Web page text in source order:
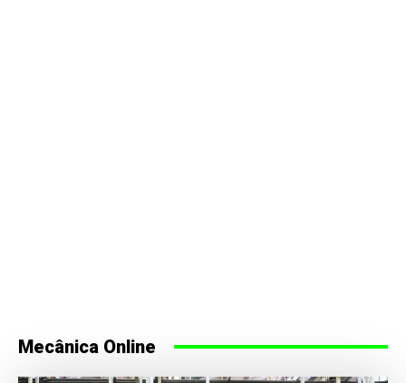
Mecânica Online